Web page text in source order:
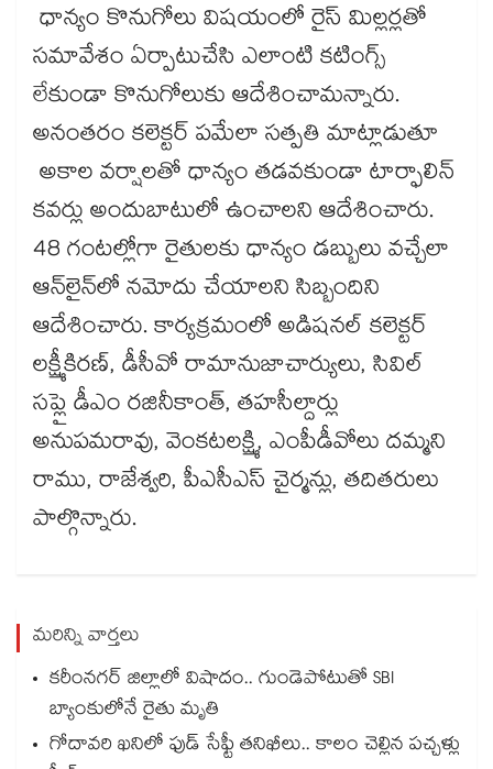
ధాన్యం కొనుగోలు విషయంలో రైస్ మిల్లర్లతో
సమావేశం ఏర్పాటుచేసి ఎలాంటి కటింగ్స్​
లేకుండా కొనుగోలుకు ఆదేశించామన్నారు.
అనంతరం కలెక్టర్ పమేలా సత్పతి మాట్లాడుతూ
అకాల వర్షాలతో ధాన్యం తడవకుండా టార్ఫాలిన్
కవర్లు అందుబాటులో ఉంచాలని ఆదేశించారు.
48 గంటల్లోగా రైతులకు ధాన్యం డబ్బులు వచ్చేలా
ఆన్​లైన్​లో నమోదు చేయాలని సిబ్బందిని
ఆదేశించారు. కార్యక్రమంలో అడిషనల్ కలెక్టర్
లక్ష్మీకిరణ్, డీసీవో రామానుజాచార్యులు, సివిల్​
సప్లై డీఎం రజినీకాంత్​, తహసీల్దార్లు
అనుపమరావు, వెంకటలక్ష్మి, ఎంపీడీవోలు దమ్మని
రాము, రాజేశ్వరి, పీఎసీఎస్ చైర్మన్లు, తదితరులు
పాల్గొన్నారు.
మరిన్ని వార్తలు
కరీంనగర్ జిల్లాలో విషాదం.. గుండెపోటుతో SBI
బ్యాంకులోనే రైతు మృతి
గోదావరి ఖనిలో ఫుడ్ సేఫ్టీ తనిఖీలు.. కాలం చెల్లిన పచ్చళ్లు